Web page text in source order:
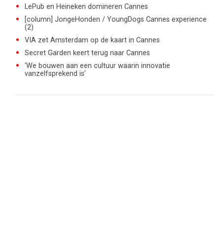
LePub en Heineken domineren Cannes
[column] JongeHonden / YoungDogs Cannes experience
(2)
VIA zet Amsterdam op de kaart in Cannes
Secret Garden keert terug naar Cannes
‘We bouwen aan een cultuur waarin innovatie
vanzelfsprekend is’